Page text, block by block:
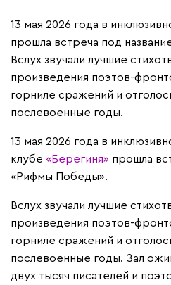
13 мая 2026 года в
прошла встреча под
Вслух звучали лучшие
произведения поэтов-
горниле сражений и
послевоенные годы.
13 мая 2026 года в
клубе «Берегиня» прошла
«Рифмы Победы».
Вслух звучали лучшие
произведения поэтов-
горниле сражений и
послевоенные годы. Зал
двух тысяч писателей и